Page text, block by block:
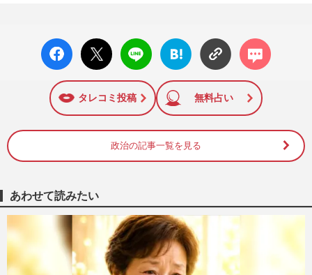
facebo
ok い
X ポス
ト
LINE
はてな
ブック
に追加
コメン
ト
タレコミ投稿 無料占い
政治の記事一覧を見る
あわせて読みたい